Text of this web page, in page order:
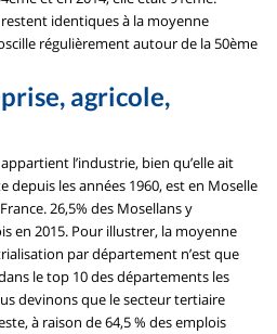
identiques à la moyenne
régulièrement autour de la 50ème
agricole,
l’industrie, bien qu’elle ait
les années 1960, est en Moselle
26,5% des Mosellans y
en 2015. Pour illustrer, la moyenne
par département n’est que
le top 10 des départements les
devinons que le secteur tertiaire
à raison de 64,5 % des emplois